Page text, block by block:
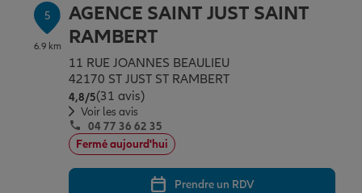
5
6.9 km
AGENCE SAINT JUST SAINT
RAMBERT
11 RUE JOANNES BEAULIEU
42170 ST JUST ST RAMBERT
4,8/5Note de 4.8 sur 5
(31 avis)
Voir les avis
04 77 36 62 35
Fermé aujourd'hui
Prendre un RDV